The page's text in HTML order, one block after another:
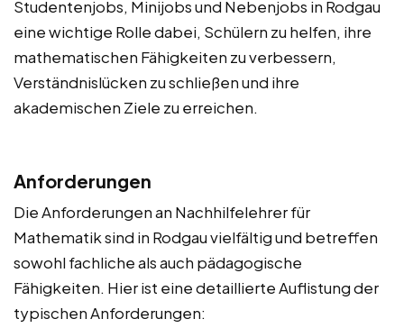
Studentenjobs, Minijobs und Nebenjobs in Rodgau
eine wichtige Rolle dabei, Schülern zu helfen, ihre
mathematischen Fähigkeiten zu verbessern,
Verständnislücken zu schließen und ihre
akademischen Ziele zu erreichen.
Anforderungen
Die Anforderungen an Nachhilfelehrer für
Mathematik sind in Rodgau vielfältig und betreffen
sowohl fachliche als auch pädagogische
Fähigkeiten. Hier ist eine detaillierte Auflistung der
typischen Anforderungen: